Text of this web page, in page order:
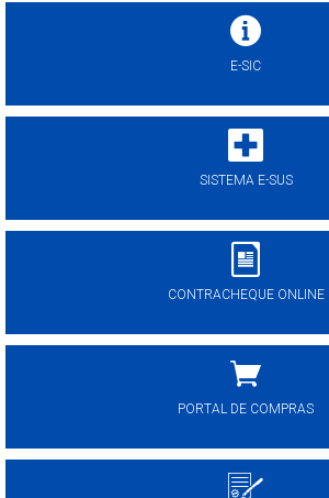
E-SIC
SISTEMA E-SUS
CONTRACHEQUE ONLINE
PORTAL DE COMPRAS